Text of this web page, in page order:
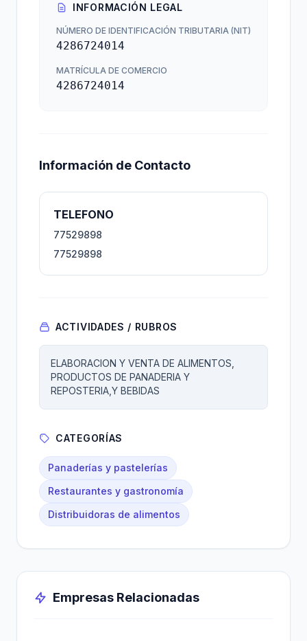
INFORMACIÓN LEGAL
NÚMERO DE IDENTIFICACIÓN TRIBUTARIA (NIT)
4286724014
MATRÍCULA DE COMERCIO
4286724014
Información de Contacto
TELEFONO
77529898
77529898
ACTIVIDADES / RUBROS
ELABORACION Y VENTA DE ALIMENTOS,
PRODUCTOS DE PANADERIA Y
REPOSTERIA,Y BEBIDAS
CATEGORÍAS
Panaderías y pastelerías
Restaurantes y gastronomía
Distribuidoras de alimentos
Empresas Relacionadas